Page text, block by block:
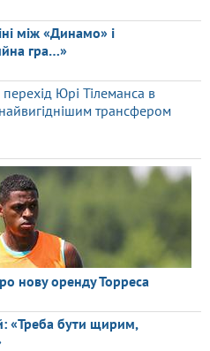
між «Динамо» і
гра…»
Юрі Тілеманса в
трансфером
нову оренду Торреса
«Треба бути щирим,